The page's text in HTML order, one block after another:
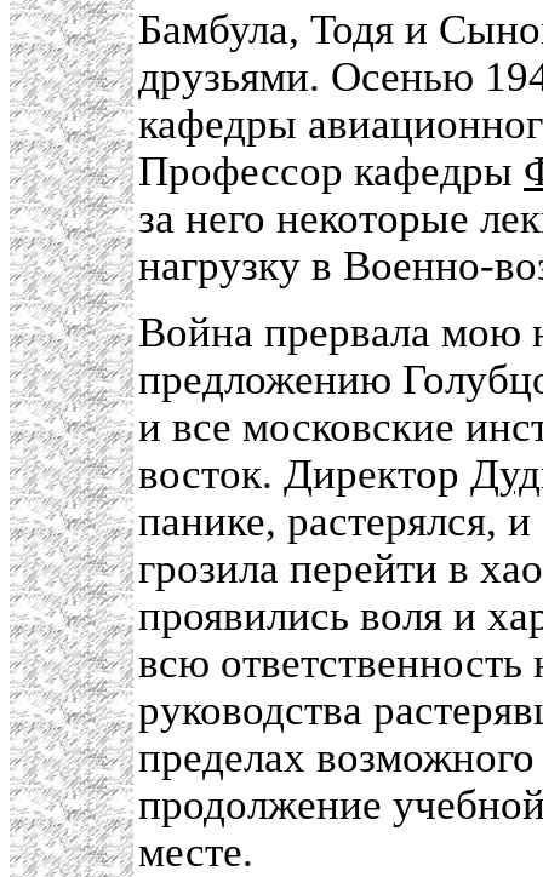
Бамбула, Тодя и
друзьями. Осенью
кафедры
Профессор кафедры
за него некоторые
нагрузку в Военно-
Война прервала мою
предложению
и все московские
восток. Директор
панике, растерялся,
грозила перейти в
проявились воля и
всю ответственность
руководства
пределах
продолжение
месте.